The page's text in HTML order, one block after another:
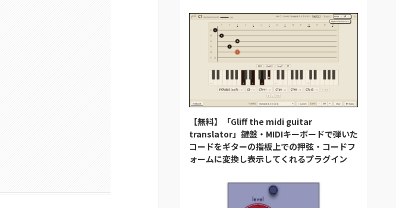
【無料】「Gliff the midi guitar
translator」鍵盤・MIDIキーボードで弾いた
コードをギターの指板上での押弦・コードフ
ォームに変換し表示してくれるプラグイン